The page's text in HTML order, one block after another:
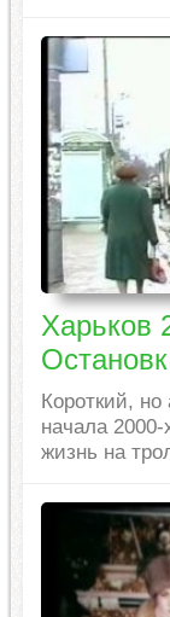
Харьков
Короткий,
начала
жизнь на